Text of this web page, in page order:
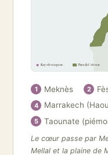
Key olive region Pays de l’olivier
1 Meknès 2
4 Marrakech
5 Taounate
Le cœur passe par
Mellal et la plaine de